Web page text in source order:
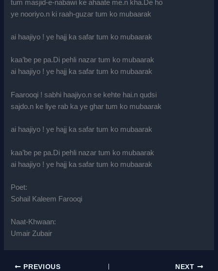
tum masjid-e-nabawi ke ahaate me.n kha.De ho
ye nooriyo.n ki raah-guzar tum ko mubaarak
ai haajiyo ! ye hajj ka safar tum ko mubaarak
kaa’be pe pa.Di pehli nazar tum ko mubaarak
ai haajiyo ! ye hajj ka safar tum ko mubaarak
Faarooqi ! sabhi haajiyo.n se kehte hai.n qudsi
sajdo.n ke liye rab ka ye ghar tum ko mubaarak
ai haajiyo ! ye hajj ka safar tum ko mubaarak
kaa’be pe pa.Di pehli nazar tum ko mubaarak
ai haajiyo ! ye hajj ka safar tum ko mubaarak
Poet:
Sohail Kaleem Farooqi
Naat-Khwaan:
Umair Zubair
PREVIOUS NEXT